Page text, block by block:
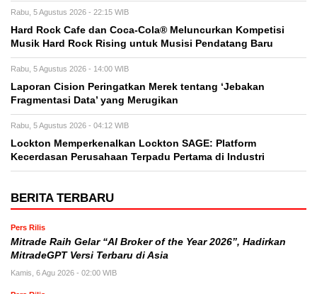
Rabu, 5 Agustus 2026 - 22:15 WIB
Hard Rock Cafe dan Coca-Cola® Meluncurkan Kompetisi
Musik Hard Rock Rising untuk Musisi Pendatang Baru
Rabu, 5 Agustus 2026 - 14:00 WIB
Laporan Cision Peringatkan Merek tentang ‘Jebakan
Fragmentasi Data’ yang Merugikan
Rabu, 5 Agustus 2026 - 04:12 WIB
Lockton Memperkenalkan Lockton SAGE: Platform
Kecerdasan Perusahaan Terpadu Pertama di Industri
BERITA TERBARU
Pers Rilis
Mitrade Raih Gelar “AI Broker of the Year 2026”, Hadirkan
MitradeGPT Versi Terbaru di Asia
Kamis, 6 Agu 2026 - 02:00 WIB